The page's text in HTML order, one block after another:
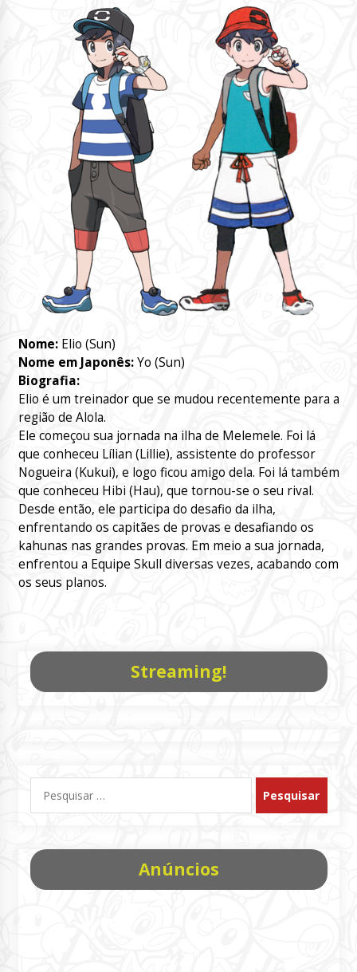
Nome:Elio (Sun)
Nome em Japonês:Yo (Sun)
Biografia:
Elio é um treinador que se mudou recentemente para a
região de Alola.
Ele começou sua jornada na ilha de Melemele. Foi lá
que conheceu Lílian (Lillie), assistente do professor
Nogueira (Kukui), e logo ficou amigo dela. Foi lá também
que conheceu Hibi (Hau), que tornou-se o seu rival.
Desde então, ele participa do desafio da ilha,
enfrentando os capitães de provas e desafiando os
kahunas nas grandes provas. Em meio a sua jornada,
enfrentou a Equipe Skull diversas vezes, acabando com
os seus planos.
Streaming!
por:
Anúncios